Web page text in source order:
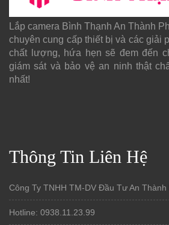
Lắp camera Bình Thạnh An Thành
chuyên cung cấp thiết bị và các giải
chất lượng, hứa hẹn sẽ đem đến
giám sát và bảo vệ an ninh thật
nhất!
Thông Tin Liên Hệ
Công Ty TNHH TM-DV Đầu Tư An Thành
Hotline: 0938.11.23.99